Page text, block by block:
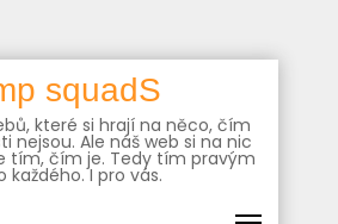
squadS
které si hrají na něco, čím
nejsou. Ale náš web si na nic
tím, čím je. Tedy tím pravým
každého. I pro vás.